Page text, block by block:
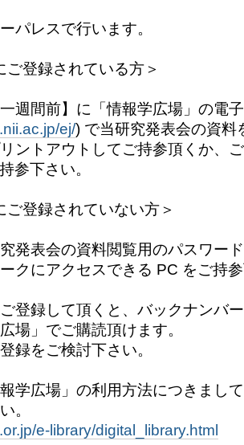
パレスで行います。
ご登録されている方＞
週間前】に「情報学広場」の電
ej/) で当研究発表会の資料
ントアウトしてご持参頂くか、
参下さい。
ご登録されていない方＞
発表会の資料閲覧用のパスワー
クにアクセスできる PC をご持
登録して頂くと、バックナンバ
場」でご購読頂けます。
録をご検討下さい。
学広場」の利用方法につきまし
。
e-library/digital_library.html